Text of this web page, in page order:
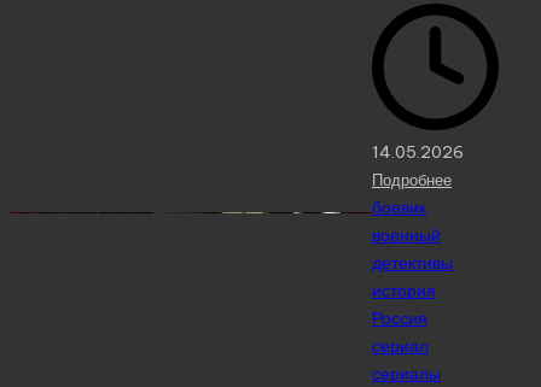
14.05.2026
Подробнее
Posted
in
боевик
военный
детективы
история
Россия
сериал
сериалы